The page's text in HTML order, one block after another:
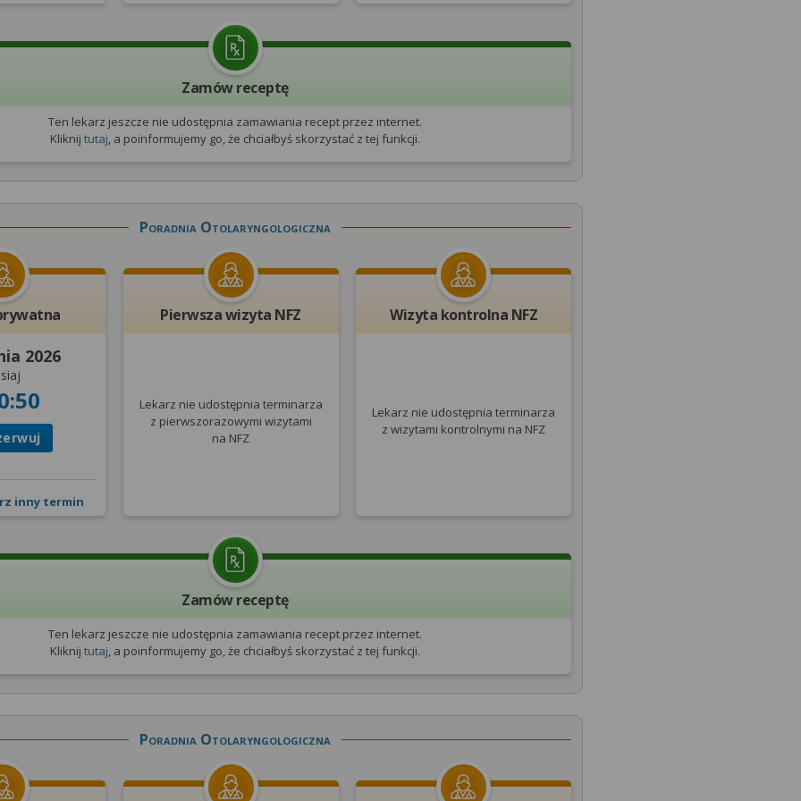
Zamów receptę
Ten lekarz jeszcze nie udostępnia zamawiania recept przez internet.
Kliknijtutaj , a poinformujemy go, że chciałbyś skorzystać z tej funkcji.
Poradnia Otolaryngologiczna
2026
inny termin
Pierwsza wizyta NFZ
Lekarz nie udostępnia terminarza
z pierwszorazowymi wizytami
na NFZ
Wizyta kontrolna NFZ
Lekarz nie udostępnia terminarza
z wizytami kontrolnymi na NFZ
Zamów receptę
Ten lekarz jeszcze nie udostępnia zamawiania recept przez internet.
Kliknijtutaj, a poinformujemy go, że chciałbyś skorzystać z tej funkcji.
Poradnia Otolaryngologiczna